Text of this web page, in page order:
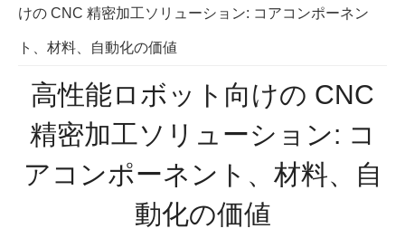
けの CNC 精密加工ソリューション: コアコンポーネン
ト、材料、自動化の価値
高性能ロボット向けの CNC
精密加工ソリューション: コ
アコンポーネント、材料、自
動化の価値